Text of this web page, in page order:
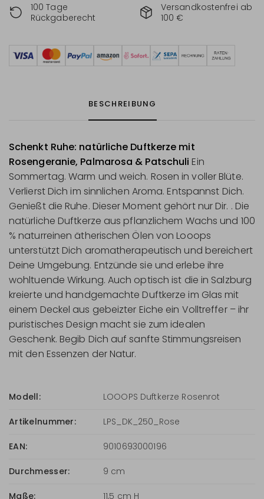
100 Tage
Rückgaberecht
Versandkostenfrei ab
100 €
BESCHREIBUNG
Schenkt Ruhe: natürliche Duftkerze mit
Rosengeranie, Palmarosa & Patschuli Ein
Sommertag. Warm und weich. Rosen in voller Blüte.
Verlierst Dich im sinnlichen Aroma. Entspannst Dich.
Genießt die Ruhe. Dieser Moment gehört nur Dir. . Die
natürliche Duftkerze aus pflanzlichem Wachs und 100
% naturreinen ätherischen Ölen von Looops
unterstützt Dich aromatherapeutisch und bereichert
Deine Umgebung. Entzünde sie und erlebe ihre
wohltuende Wirkung. Auch optisch ist die in Salzburg
kreierte und handgemachte Duftkerze im Glas mit
einem Deckel aus gebeizter Eiche ein Volltreffer – ihr
puristisches Design macht sie zum idealen
Geschenk. Begib Dich auf sanfte Stimmungsreisen
mit den Essenzen der Natur.
Modell: LOOOPS Duftkerze Rosenrot
Artikelnummer: LPS_DK_250_Rose
EAN: 9010693000196
Durchmesser: 9 cm
Maße: 11,5 cm H